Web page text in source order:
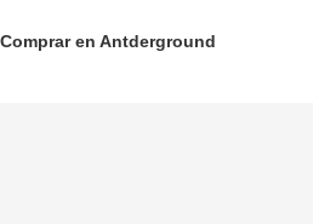
Comprar en Antderground